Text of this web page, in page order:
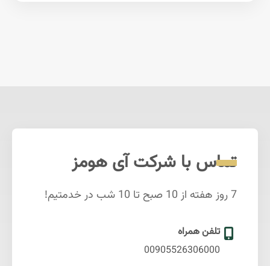
تماس با شرکت آی هومز
7 روز هفته از 10 صبح تا 10 شب در خدمتیم!
تلفن همراه
00905526306000